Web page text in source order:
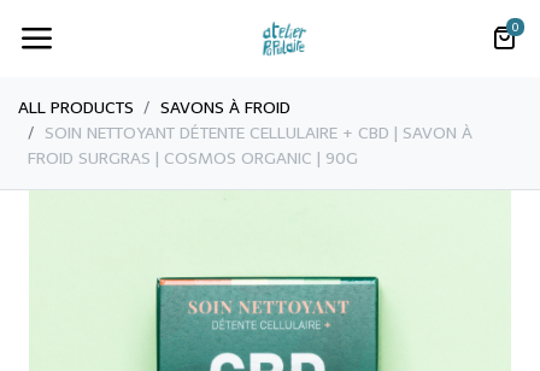
0
ALL PRODUCTS
​SAVONS À FROID
​​​SOIN NETTOYANT DÉTENTE CELLULAIRE + CBD | SAVON À
FROID SURGRAS | COSMOS ORGANIC | 90G